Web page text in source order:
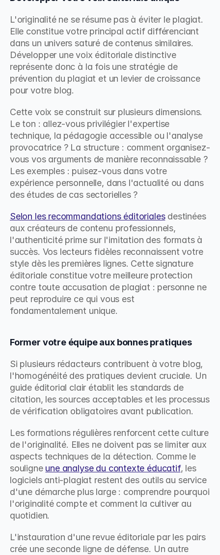
L'originalité ne se résume pas à éviter le plagiat.
Elle constitue votre principal actif différenciant
dans un univers saturé de contenus similaires.
Développer une voix éditoriale distinctive
représente donc à la fois une stratégie de
prévention du plagiat et un levier de croissance
pour votre blog.
Cette voix se construit sur plusieurs dimensions.
Le ton : allez-vous privilégier l'expertise
technique, la pédagogie accessible ou l'analyse
provocatrice ? La structure : comment organisez-
vous vos arguments de manière reconnaissable ?
Les exemples : puisez-vous dans votre
expérience personnelle, dans l'actualité ou dans
des études de cas sectorielles ?
Selon les recommandations éditoriales destinées
aux créateurs de contenu professionnels,
l'authenticité prime sur l'imitation des formats à
succès. Vos lecteurs fidèles reconnaissent votre
style dès les premières lignes. Cette signature
éditoriale constitue votre meilleure protection
contre toute accusation de plagiat : personne ne
peut reproduire ce qui vous est
fondamentalement unique.
Former votre équipe aux bonnes pratiques
Si plusieurs rédacteurs contribuent à votre blog,
l'homogénéité des pratiques devient cruciale. Un
guide éditorial clair établit les standards de
citation, les sources acceptables et les processus
de vérification obligatoires avant publication.
Les formations régulières renforcent cette culture
de l'originalité. Elles ne doivent pas se limiter aux
aspects techniques de la détection. Comme le
souligne une analyse du contexte éducatif, les
logiciels anti-plagiat restent des outils au service
d'une démarche plus large : comprendre pourquoi
l'originalité compte et comment la cultiver au
quotidien.
L'instauration d'une revue éditoriale par les pairs
crée une seconde ligne de défense. Un autre